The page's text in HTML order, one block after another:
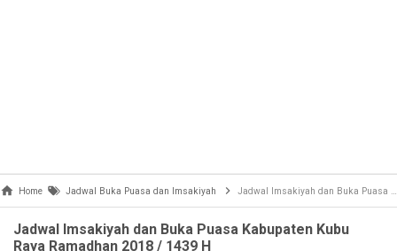
Home Jadwal Buka Puasa dan Imsakiyah Jadwal Imsakiyah dan Buka Puasa Kabupaten Kubu Raya Ramadhan 2018 / 1439 H
Jadwal Imsakiyah dan Buka Puasa Kabupaten Kubu
Raya Ramadhan 2018 / 1439 H